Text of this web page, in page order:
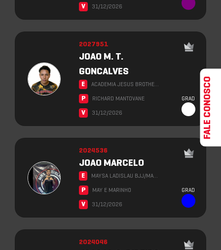
V 31/12/2026
2027951
JOAO M. T.
GONCALVES
E ACADEMIA JESUS BROTHE…
P RICHARD MANTOVANE
V 31/12/2026
GRAD
2024536
JOAO MARCELO
E MAYSA LADISLAU BJJ/MA…
P MAY E MARINHO
V 31/12/2026
GRAD
2024046
FALE CONOSCO